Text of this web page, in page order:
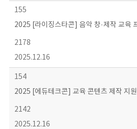
155
2025 [라이징스타콘] 음악 창·제작 교육
2178
2025.12.16
154
2025 [에듀테크콘] 교육 콘텐츠 제작 지
2142
2025.12.16